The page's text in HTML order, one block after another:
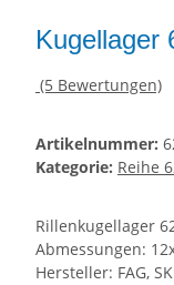
Kugellager
(5 Bewertungen)
Artikelnummer:
Kategorie: Reihe
Rillenkugellager
Abmessungen:
Hersteller: FAG,